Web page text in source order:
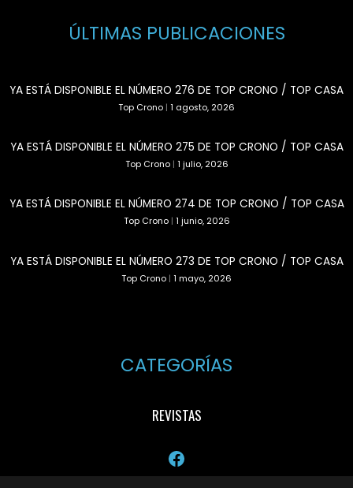
ÚLTIMAS PUBLICACIONES
YA ESTÁ DISPONIBLE EL NÚMERO 276 DE TOP CRONO / TOP CASA
Top Crono | 1 agosto, 2026
YA ESTÁ DISPONIBLE EL NÚMERO 275 DE TOP CRONO / TOP CASA
Top Crono | 1 julio, 2026
YA ESTÁ DISPONIBLE EL NÚMERO 274 DE TOP CRONO / TOP CASA
Top Crono | 1 junio, 2026
YA ESTÁ DISPONIBLE EL NÚMERO 273 DE TOP CRONO / TOP CASA
Top Crono | 1 mayo, 2026
CATEGORÍAS
REVISTAS
Facebook